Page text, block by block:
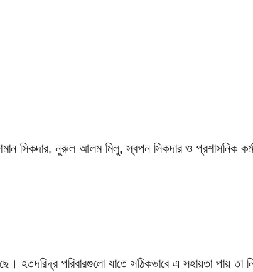
সিকদার, নুরুল আলম মিলু, স্বপন সিকদার ও প্রশাসনিক
হতদরিদ্র পরিবারগুলো যাতে সঠিকভাবে এ সহায়তা পায় তা